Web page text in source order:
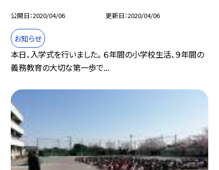
公開日 2020/04/06 更新日 2020/04/06
お知らせ
本日、入学式を行いました。 ６年間の小学校生活、９年間の
義務教育の大切な第一歩で...